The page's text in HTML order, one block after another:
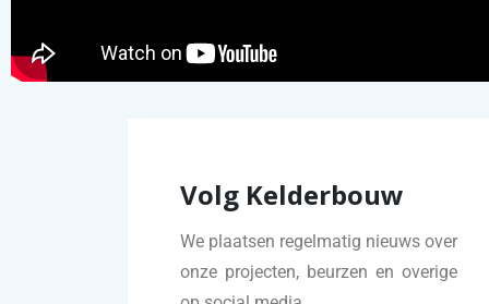
Volg Kelderbouw
We plaatsen regelmatig nieuws over
onze projecten, beurzen en overige